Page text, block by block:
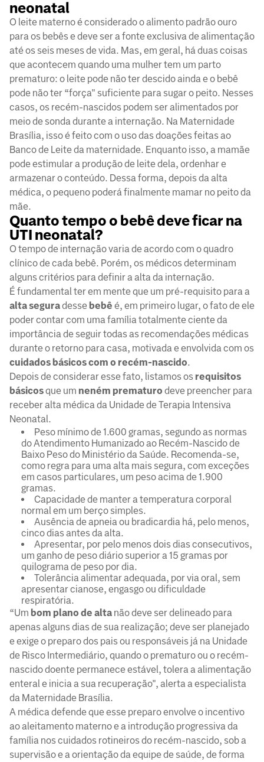
neonatal
O leite materno é considerado o alimento padrão ouro
para os bebês e deve ser a fonte exclusiva de alimentação
até os seis meses de vida. Mas, em geral, há duas coisas
que acontecem quando uma mulher tem um parto
prematuro: o leite pode não ter descido ainda e o bebê
pode não ter “força" suficiente para sugar o peito. Nesses
casos, os recém-nascidos podem ser alimentados por
meio de sonda durante a internação. Na Maternidade
Brasília, isso é feito com o uso das doações feitas ao
Banco de Leite da maternidade. Enquanto isso, a mamãe
pode estimular a produção de leite dela, ordenhar e
armazenar o conteúdo. Dessa forma, depois da alta
médica, o pequeno poderá finalmente mamar no peito da
mãe.
Quanto tempo o bebê deve ficar na
UTI neonatal?
O tempo de internação varia de acordo com o quadro
clínico de cada bebê. Porém, os médicos determinam
alguns critérios para definir a alta da internação.
É fundamental ter em mente que um pré-requisito para a
alta seguradesse bebê é, em primeiro lugar, o fato de ele
poder contar com uma família totalmente ciente da
importância de seguir todas as recomendações médicas
durante o retorno para casa, motivada e envolvida com os
cuidados básicos com o recém-nascido.
Depois de considerar esse fato, listamos os requisitos
básicosque um neném prematuro deve preencher para
receber alta médica da Unidade de Terapia Intensiva
Neonatal.
Peso mínimo de 1.600 gramas, segundo as normas
do Atendimento Humanizado ao Recém-Nascido de
Baixo Peso do Ministério da Saúde. Recomenda-se,
como regra para uma alta mais segura, com exceções
em casos particulares, um peso acima de 1.900
gramas.
Capacidade de manter a temperatura corporal
normal em um berço simples.
Ausência de apneia ou bradicardia há, pelo menos,
cinco dias antes da alta.
Apresentar, por pelo menos dois dias consecutivos,
um ganho de peso diário superior a 15 gramas por
quilograma de peso por dia.
Tolerância alimentar adequada, por via oral, sem
apresentar cianose, engasgo ou dificuldade
respiratória.
“Um bom plano de alta não deve ser delineado para
apenas alguns dias de sua realização; deve ser planejado
e exige o preparo dos pais ou responsáveis já na Unidade
de Risco Intermediário, quando o prematuro ou o recém-
nascido doente permanece estável, tolera a alimentação
enteral e inicia a sua recuperação", alerta a especialista
da Maternidade Brasília.
A médica defende que esse preparo envolve o incentivo
ao aleitamento materno e a introdução progressiva da
família nos cuidados rotineiros do recém-nascido, sob a
supervisão e a orientação da equipe de saúde, de forma